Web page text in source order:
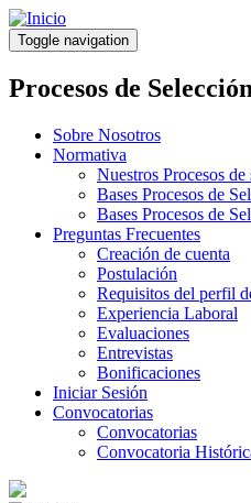
Pasar
al
contenido
principal
Toggle navigation
Procesos de Selección
Sobre Nosotros
Normativa
Nuestros Procesos de
Bases Procesos de
Bases Procesos de
Preguntas Frecuentes
Creación de cuenta
Postulación
Requisitos del perfil
Experiencia Laboral
Evaluaciones
Entrevistas
Bonificaciones
Iniciar Sesión
Convocatorias
Convocatorias
Convocatoria